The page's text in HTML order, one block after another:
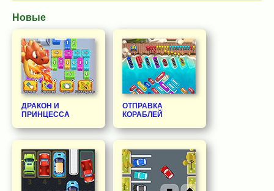
Новые
ДРАКОН И
ПРИНЦЕССА
ОТПРАВКА
КОРАБЛЕЙ